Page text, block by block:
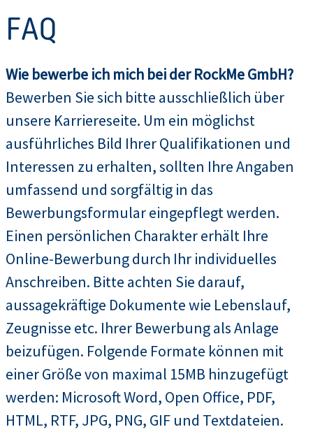
FAQ
Wie bewerbe ich mich bei der RockMe GmbH?
Bewerben Sie sich bitte ausschließlich über
unsere Karriereseite. Um ein möglichst
ausführliches Bild Ihrer Qualifikationen und
Interessen zu erhalten, sollten Ihre Angaben
umfassend und sorgfältig in das
Bewerbungsformular eingepflegt werden.
Einen persönlichen Charakter erhält Ihre
Online-Bewerbung durch Ihr individuelles
Anschreiben. Bitte achten Sie darauf,
aussagekräftige Dokumente wie Lebenslauf,
Zeugnisse etc. Ihrer Bewerbung als Anlage
beizufügen. Folgende Formate können mit
einer Größe von maximal 15MB hinzugefügt
werden: Microsoft Word, Open Office, PDF,
HTML, RTF, JPG, PNG, GIF und Textdateien.